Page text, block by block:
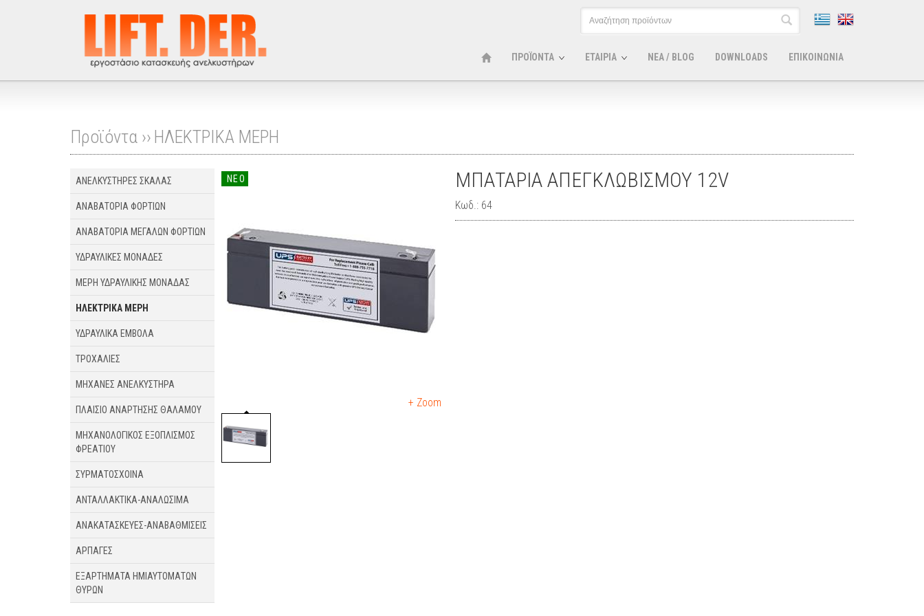
ΠΡΟΪΟΝΤΑ ΕΤΑΙΡΙΑ ΝΕΑ / BLOG DOWNLOADS ΕΠΙΚΟΙΝΩΝΙΑ
Προϊόντα ›› ΗΛΕΚΤΡΙΚΑ ΜΕΡΗ
ΑΝΕΛΚΥΣΤΗΡΕΣ ΣΚΑΛΑΣ
ΑΝΑΒΑΤΟΡΙΑ ΦΟΡΤΙΩΝ
ΑΝΑΒΑΤΟΡΙΑ ΜΕΓΑΛΩΝ ΦΟΡΤΙΩΝ
ΥΔΡΑΥΛΙΚΕΣ ΜΟΝΑΔΕΣ
ΜΕΡΗ ΥΔΡΑΥΛΙΚΗΣ ΜΟΝΑΔΑΣ
ΗΛΕΚΤΡΙΚΑ ΜΕΡΗ
ΥΔΡΑΥΛΙΚΑ ΕΜΒΟΛΑ
ΤΡΟΧΑΛΙΕΣ
ΜΗΧΑΝΕΣ ΑΝΕΛΚΥΣΤΗΡΑ
ΠΛΑΙΣΙΟ ΑΝΑΡΤΗΣΗΣ ΘΑΛΑΜΟΥ
ΜΗΧΑΝΟΛΟΓΙΚΟΣ ΕΞΟΠΛΙΣΜΟΣ
ΦΡΕΑΤΙΟΥ
ΣΥΡΜΑΤΟΣΧΟΙΝΑ
ΑΝΤΑΛΛΑΚΤΙΚΑ-ΑΝΑΛΩΣΙΜΑ
ΑΝΑΚΑΤΑΣΚΕΥΕΣ-ΑΝΑΒΑΘΜΙΣΕΙΣ
ΑΡΠΑΓΕΣ
ΕΞΑΡΤΗΜΑΤΑ ΗΜΙΑΥΤΟΜΑΤΩΝ
ΘΥΡΩΝ
ΝΕΟ
+ Zoom
ΜΠΑΤΑΡΙΑ ΑΠΕΓΚΛΩΒΙΣΜΟΥ 12V
Κωδ.: 64